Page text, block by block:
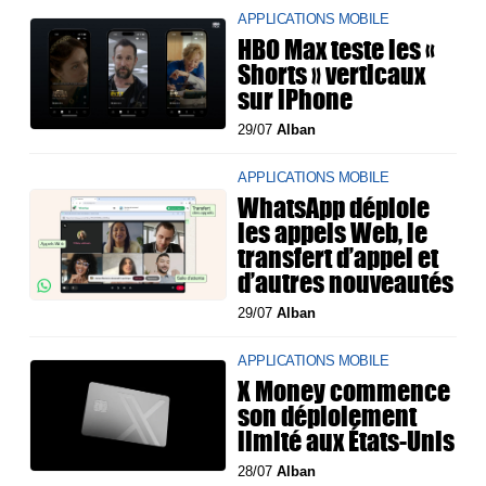
APPLICATIONS MOBILE
HBO Max teste les «
Shorts » verticaux
sur iPhone
29/07Alban
APPLICATIONS MOBILE
WhatsApp déploie
les appels Web, le
transfert d’appel et
d’autres nouveautés
29/07Alban
APPLICATIONS MOBILE
X Money commence
son déploiement
limité aux États-Unis
28/07Alban